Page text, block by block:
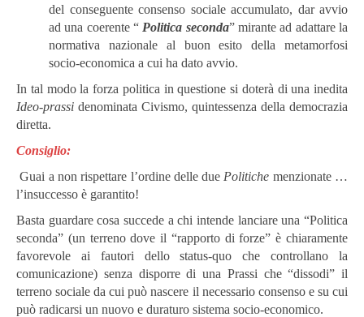
del conseguente consenso sociale accumulato, dar avvio
ad una coerente “ Politica seconda” mirante ad adattare la
normativa nazionale al buon esito della metamorfosi
socio-economica a cui ha dato avvio.
In tal modo la forza politica in questione si doterà di una inedita
Ideo-prassi denominata Civismo, quintessenza della democrazia
diretta.
Consiglio:
Guai a non rispettare l’ordine delle due Politiche menzionate …
l’insuccesso è garantito!
Basta guardare cosa succede a chi intende lanciare una “Politica
seconda” (un terreno dove il “rapporto di forze” è chiaramente
favorevole ai fautori dello status-quo che controllano la
comunicazione) senza disporre di una Prassi che “dissodi” il
terreno sociale da cui può nascere il necessario consenso e su cui
può radicarsi un nuovo e duraturo sistema socio-economico.